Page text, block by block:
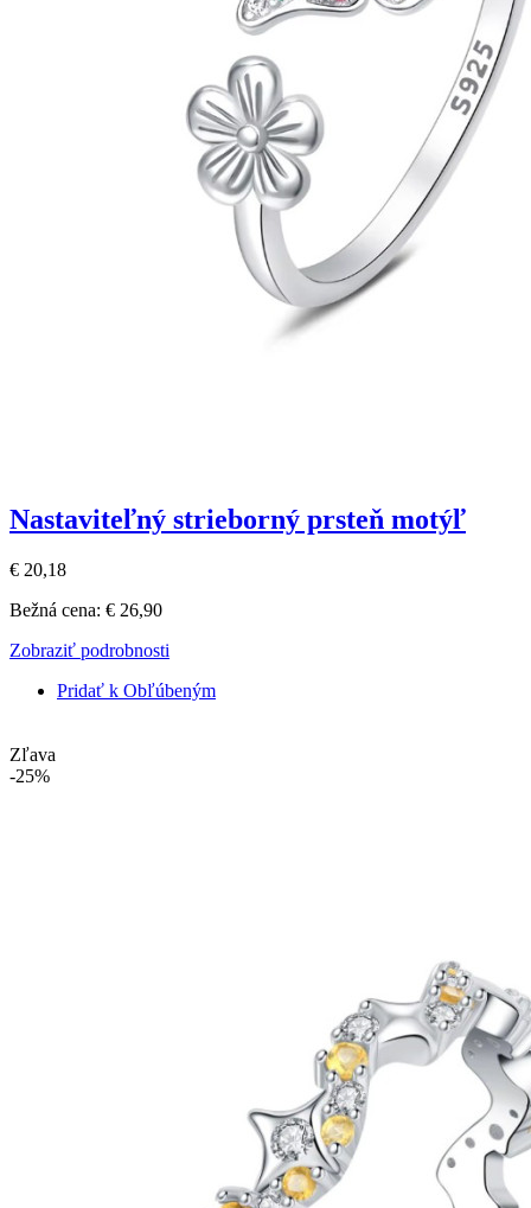
Nastaviteľný strieborný prsteň motýľ
€ 20,18
Bežná cena: € 26,90
Zobraziť podrobnosti
Pridať k Obľúbeným
Zľava
-25%